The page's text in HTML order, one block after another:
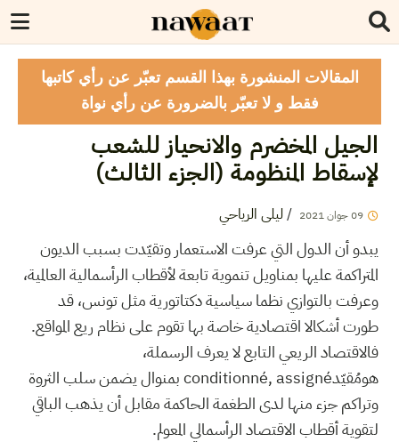
المقالات المنشورة بهذا القسم تعبّر عن رأي كاتبها
فقط و لا تعبّر بالضرورة عن رأي نواة
الجيل المخضرم والانحياز للشعب
لإسقاط المنظومة (الجزء الثالث)
09جوان2021
/ليلى الرياحي
يبدو أن الدول التي عرفت الاستعمار وتقيّدت بسبب الديون
المتراكمة عليها بمناويل تنموية تابعة لأقطاب الرأسمالية العالمية،
وعرفت بالتوازي نظما سياسية دكتاتورية مثل تونس، قد
طورت أشكالا اقتصادية خاصة بها تقوم على نظام ريع المواقع.
فالاقتصاد الريعي التابع لا يعرف الرسملة،
هومُقيّدconditionné, assigné بمنوال يضمن سلب الثروة
وتراكم جزء منها لدى الطغمة الحاكمة مقابل أن يذهب الباقي
لتقوية أقطاب الاقتصاد الرأسمالي المعولم.